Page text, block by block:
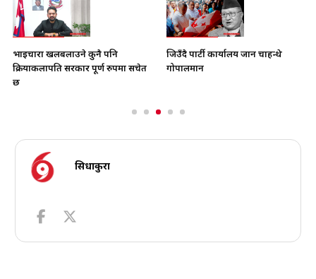
भाइचारा खलबलाउने कुनै पनि
क्रियाकलापप्रति सरकार पूर्ण रुपमा सचेत
छ
जिउँदै पार्टी कार्यालय जान चाहन्थे
गोपालमान
सिधाकुरा